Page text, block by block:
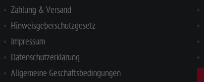
Zahlung & Versand
Hinweisgeberschutzgesetz
Impressum
Datenschutzerklärung
Allgemeine Geschäftsbedingungen